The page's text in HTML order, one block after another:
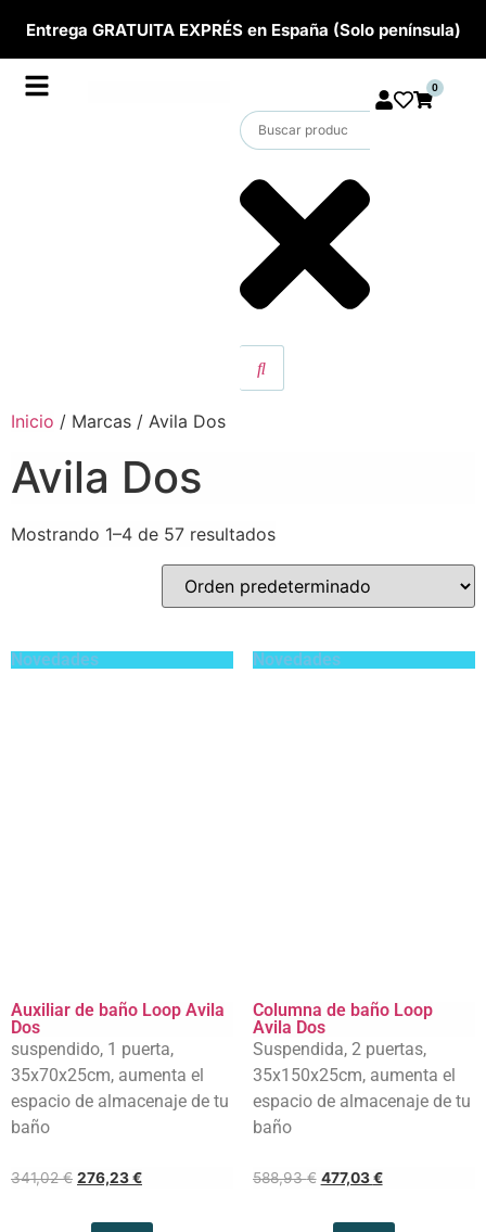
Entrega GRATUITA EXPRÉS en España (Solo península)
0
Inicio / Marcas / Avila Dos
Avila Dos
Mostrando 1–4 de 57 resultados
Novedades
Auxiliar de baño Loop Avila
Dos
suspendido, 1 puerta,
35x70x25cm, aumenta el
espacio de almacenaje de tu
baño
341,02€ 276,23€
Novedades
Columna de baño Loop
Avila Dos
Suspendida, 2 puertas,
35x150x25cm, aumenta el
espacio de almacenaje de tu
baño
588,93€ 477,03€